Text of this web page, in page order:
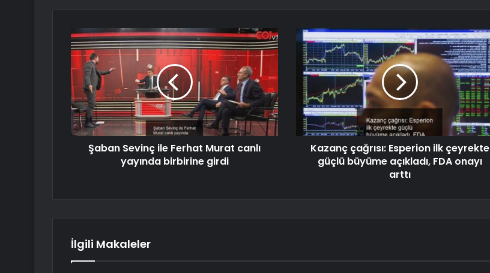
Şaban Sevinç ile Ferhat Murat canlı
yayında birbirine girdi
Kazanç çağrısı: Esperion ilk çeyrekte
güçlü büyüme açıkladı, FDA onayı
arttı
İlgili Makaleler